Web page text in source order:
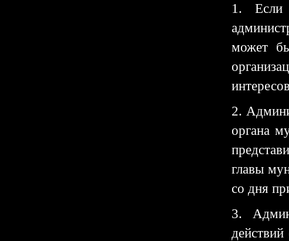
1. Если
может
2.
органа
главы
со дня
3.